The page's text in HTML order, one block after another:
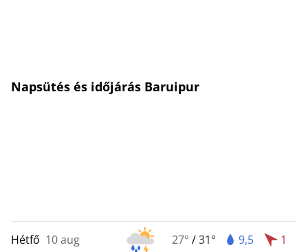
Napsütés és időjárás Baruipur
Hétfő 10 aug 27° /31° 9,5 1